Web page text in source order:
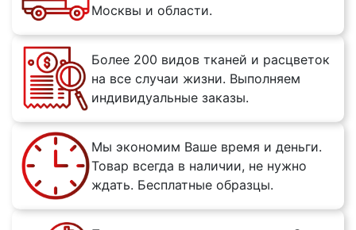
Москвы и области.
Более 200 видов тканей и расцветок
на все случаи жизни. Выполняем
индивидуальные заказы.
Мы экономим Ваше время и деньги.
Товар всегда в наличии, не нужно
ждать. Бесплатные образцы.